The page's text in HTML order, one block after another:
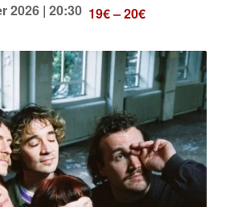
2026 | 20:30 19€ – 20€